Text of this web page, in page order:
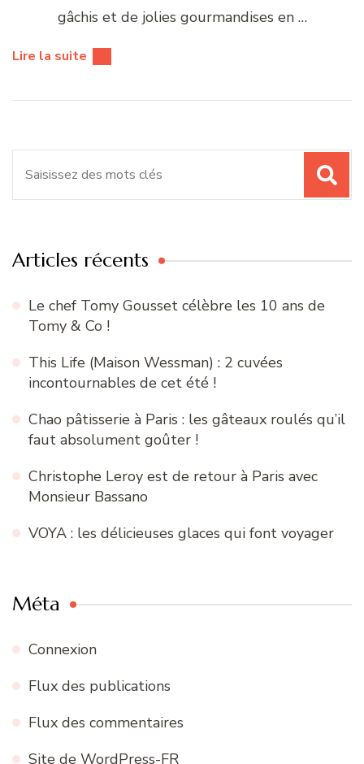
gâchis et de jolies gourmandises en …
Lire la suite
Articles récents
Le chef Tomy Gousset célèbre les 10 ans de
Tomy & Co !
This Life (Maison Wessman) : 2 cuvées
incontournables de cet été !
Chao pâtisserie à Paris : les gâteaux roulés qu’il
faut absolument goûter !
Christophe Leroy est de retour à Paris avec
Monsieur Bassano
VOYA : les délicieuses glaces qui font voyager
Méta
Connexion
Flux des publications
Flux des commentaires
Site de WordPress-FR